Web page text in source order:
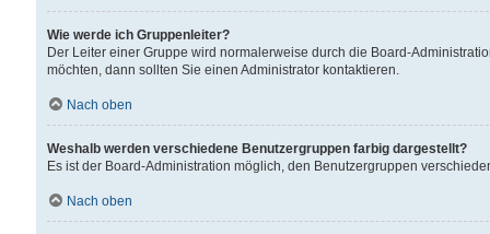
Wie werde ich Gruppenleiter?
Der Leiter einer Gruppe wird normalerweise durch die Board-
möchten, dann sollten Sie einen Administrator kontaktieren.
Nach oben
Weshalb werden verschiedene Benutzergruppen farbig dargestellt?
Es ist der Board-Administration möglich, den Benutzergruppen
Nach oben